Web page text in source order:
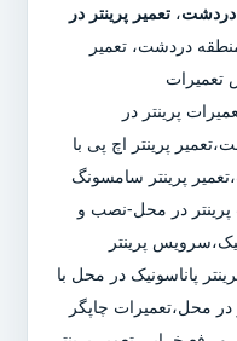
دردشت، تعمیر پرینتر در
دردشت، تعمیر
تعمیرات
پرینتر در
پرینتر اچ پی با
پرینتر سامسونگ
پرینتر در محل-نصب و
پرینتر
پاناسونیک در محل با
در محل،تعمیرات چاپگر